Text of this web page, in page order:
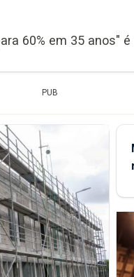
60% em 35 anos"
PUB